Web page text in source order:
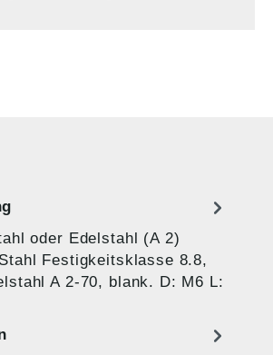
oder Edelstahl (A 2)
Festigkeitsklasse 8.8,
A 2-70, blank. D: M6 L: